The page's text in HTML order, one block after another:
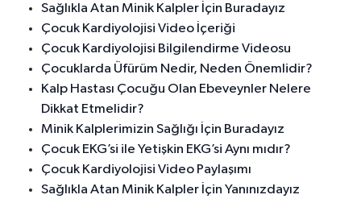
Sağlıkla Atan Minik Kalpler İçin Buradayız
Çocuk Kardiyolojisi Video İçeriği
Çocuk Kardiyolojisi Bilgilendirme Videosu
Çocuklarda Üfürüm Nedir, Neden Önemlidir?
Kalp Hastası Çocuğu Olan Ebeveynler Nelere
Dikkat Etmelidir?
Minik Kalplerimizin Sağlığı İçin Buradayız
Çocuk EKG’si ile Yetişkin EKG’si Aynı mıdır?
Çocuk Kardiyolojisi Video Paylaşımı
Sağlıkla Atan Minik Kalpler İçin Yanınızdayız